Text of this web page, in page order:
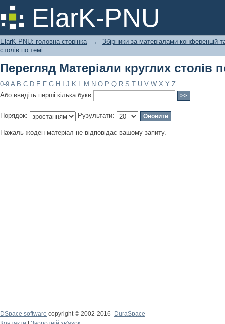
ElarK-PNU
Перегляд Матеріали круглих столів
ElarK-PNU: головна сторінка →
Збірники за матеріалами конференцій
столів по темі
Перегляд Матеріали круглих столів
0-9 A B C D E F G H J K L M N O P Q R S T U V W X Y Z
Або введіть перші кілька букв:
Порядок: Рузультати:
Нажаль жоден матеріал не відповідає вашому запиту.
DSpace software copyright © 2002-2016
DuraSpace